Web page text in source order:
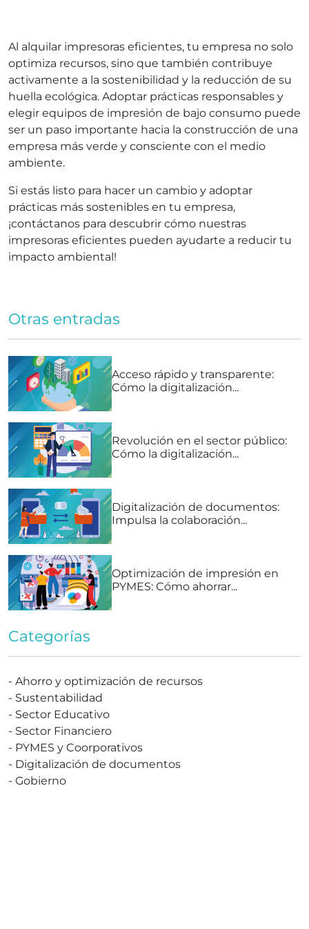
Al alquilar impresoras eficientes, tu empresa no solo
optimiza recursos, sino que también contribuye
activamente a la sostenibilidad y la reducción de su
huella ecológica. Adoptar prácticas responsables y
elegir equipos de impresión de bajo consumo puede
ser un paso importante hacia la construcción de una
empresa más verde y consciente con el medio
ambiente.
Si estás listo para hacer un cambio y adoptar
prácticas más sostenibles en tu empresa,
¡contáctanos para descubrir cómo nuestras
impresoras eficientes pueden ayudarte a reducir tu
impacto ambiental!
Otras entradas
Acceso rápido y transparente:
Cómo la digitalización...
Revolución en el sector público:
Cómo la digitalización...
Digitalización de documentos:
Impulsa la colaboración...
Optimización de impresión en
PYMES: Cómo ahorrar...
Categorías
- Ahorro y optimización de recursos
- Sustentabilidad
- Sector Educativo
- Sector Financiero
- PYMES y Coorporativos
- Digitalización de documentos
- Gobierno